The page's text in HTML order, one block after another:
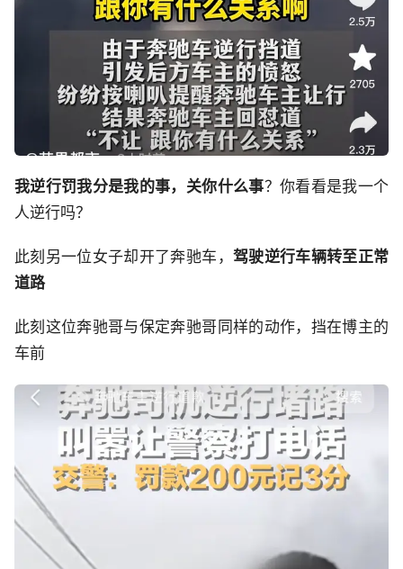
我逆行罚我分是我的事，关你什么事？你看看是我一个
人逆行吗？
此刻另一位女子却开了奔驰车， 驾驶逆行车辆转至正常
道路
此刻这位奔驰哥与保定奔驰哥同样的动作，挡在博主的
车前